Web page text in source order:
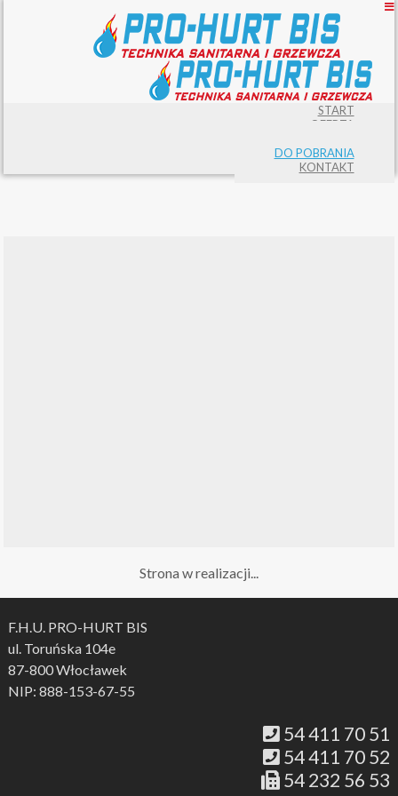
START
OFERTA
DO POBRANIA
KONTAKT
Strona w realizacji...
F.H.U. PRO-HURT BIS
ul. Toruńska 104e
87-800 Włocławek
NIP: 888-153-67-55
54 411 70 51
54 411 70 52
54 232 56 53